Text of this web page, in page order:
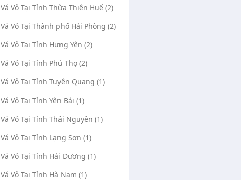
Vá Vỏ Tại Tỉnh Thừa Thiên Huế (2)
Vá Vỏ Tại Thành phố Hải Phòng (2)
Vá Vỏ Tại Tỉnh Hưng Yên (2)
Vá Vỏ Tại Tỉnh Phú Thọ (2)
Vá Vỏ Tại Tỉnh Tuyên Quang (1)
Vá Vỏ Tại Tỉnh Yên Bái (1)
Vá Vỏ Tại Tỉnh Thái Nguyên (1)
Vá Vỏ Tại Tỉnh Lạng Sơn (1)
Vá Vỏ Tại Tỉnh Hải Dương (1)
Vá Vỏ Tại Tỉnh Hà Nam (1)